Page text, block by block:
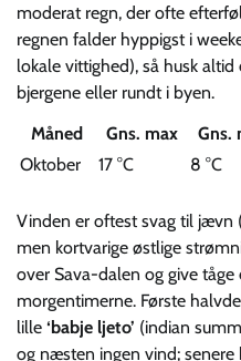
moderat regn, der ofte
regnen falder hyppigst i
lokale vittighed), så husk altid
bjergene eller rundt i byen.
Måned
Gns. max Gns.
Oktober
17 °C 8 °C
Vinden er oftest svag til jævn
men kortvarige østlige
over Sava-dalen og give
morgentimerne. Første
lille ‘babje ljeto’ (indian
og næsten ingen vind;